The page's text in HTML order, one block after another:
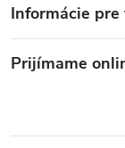
Informácie pre
Prijímame